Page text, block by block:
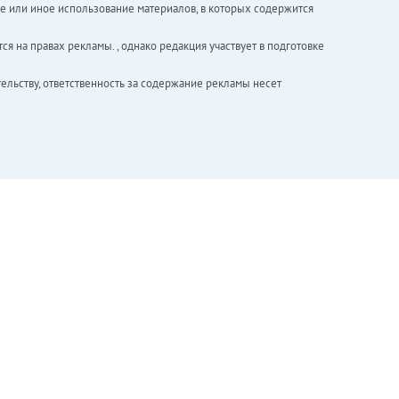
иное использование материалов, в которых содержится
правах рекламы. , однако редакция участвует в подготовке
ответственность за содержание рекламы несет